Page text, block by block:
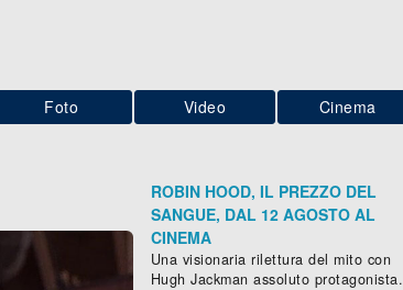
Foto Video Cinema
ROBIN HOOD, IL PREZZO DEL
SANGUE, DAL 12 AGOSTO AL
CINEMA
Una visionaria rilettura del mito con
Hugh Jackman assoluto protagonista.